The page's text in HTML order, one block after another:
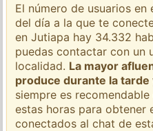
El número de usuarios
del día a la que te
en Jutiapa hay 34.332
puedas contactar con un
localidad. La mayor
produce durante la tarde
siempre es
estas horas para obtener
conectados al chat de